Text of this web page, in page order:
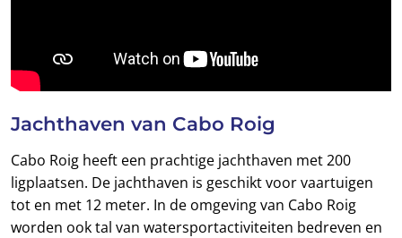
Jachthaven van Cabo Roig
Cabo Roig heeft een prachtige jachthaven met 200
ligplaatsen. De jachthaven is geschikt voor vaartuigen
tot en met 12 meter. In de omgeving van Cabo Roig
worden ook tal van watersportactiviteiten bedreven en